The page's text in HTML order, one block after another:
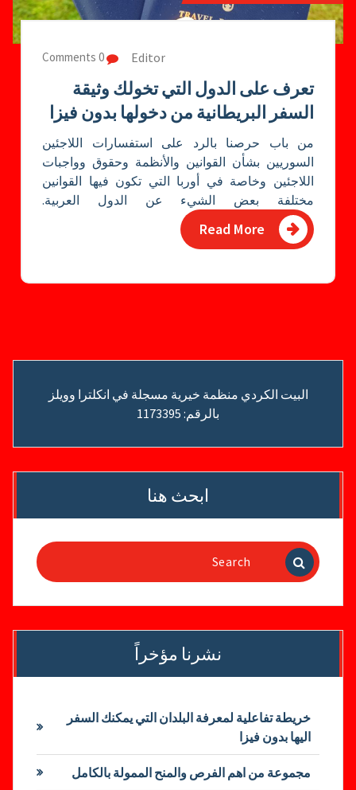
Editor
0 Comments
تعرف على الدول التي تخولك وثيقة
السفر البريطانية من دخولها بدون فيزا
من باب حرصنا بالرد على استفسارات اللاجئين
السوريين بشأن القوانين والأنظمة وحقوق وواجبات
اللاجئين وخاصة في أوربا التي تكون فيها القوانين
مختلفة بعض الشيء عن الدول العربية.
Read More
البيت الكردي منظمة خيرية مسجلة في انكلترا وويلز
بالرقم: 1173395
ابحث هنا
Search
for:
نشرنا مؤخراً
خريطة تفاعلية لمعرفة البلدان التي يمكنك السفر
اليها بدون فيزا
مجموعة من اهم الفرص والمنح الممولة بالكامل